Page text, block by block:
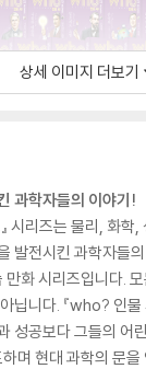
상세 이미지 더보기
과학자들의 이야기!
시리즈는 물리, 화학
발전시킨 과학자들
만화 시리즈입니다.
닙니다. 『who? 인물
성공보다 그들의 어
며 현대 과학의 문